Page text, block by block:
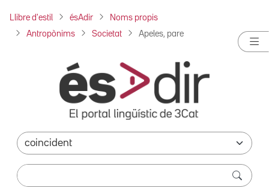
Llibre d'estil ésAdir Noms propis
Antropònims Societat Apeles, pare